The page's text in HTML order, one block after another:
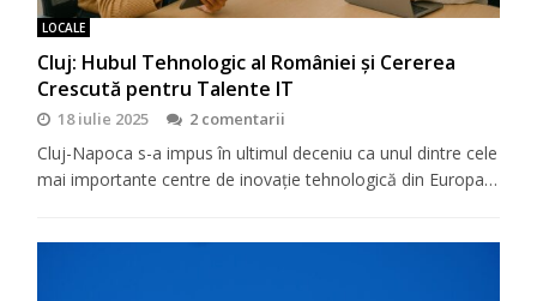
LOCALE
Cluj: Hubul Tehnologic al României și Cererea
Crescută pentru Talente IT
18 iulie 2025 2 comentarii
Cluj-Napoca s-a impus în ultimul deceniu ca unul dintre cele
mai importante centre de inovație tehnologică din Europa…